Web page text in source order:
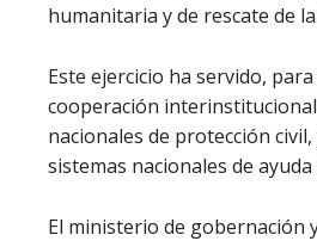
humanitaria y de rescate de la
Este ejercicio ha servido,
cooperación interinstitucional
nacionales de protección
sistemas nacionales de
El ministerio de gobernación